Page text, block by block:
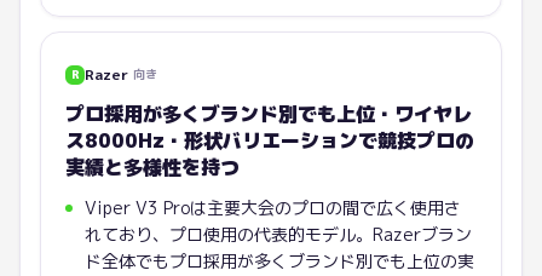
R Razer 向き
プロ採用が多くブランド別でも上位・ワイヤレ
ス8000Hz・形状バリエーションで競技プロの
実績と多様性を持つ
Viper V3 Proは主要大会のプロの間で広く使用さ
れており、プロ使用の代表的モデル。Razerブラン
ド全体でもプロ採用が多くブランド別でも上位の実